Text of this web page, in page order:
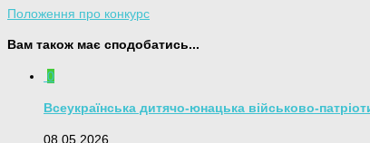
Положення про конкурс
Вам також має сподобатись...
0
Всеукраїнська дитячо-юнацька військово-
08.05.2026